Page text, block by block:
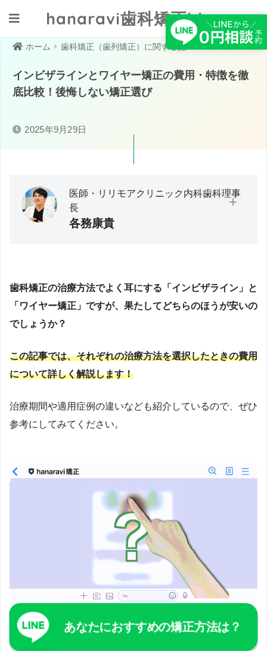
hanaravi歯科矯正blog
ホーム 歯科矯正（歯列矯正）に関する記事一覧
インビザラインとワイヤー矯正の費用・特徴を徹
底比較！後悔しない矯正選び
2025年9月29日
医師・リリモアクリニック内科歯科理事
長
各務康貴
く戦略として、2019年にマウスピース歯科矯正サービス
「hanaravi（ハナラビ）」を提供する株式会社DRIPSを創
業。口腔環境が生活習慣病など全身疾患に影響を与えると
り組める医療アプローチを提唱。新聞・テレビ・Webメデ
ィアで情報発信もしている。2023年10月には、医科と歯科
が連携する「リリモアクリニック内科歯科
で総合的な予防医療を提供中。医師国家資格に加え、厚生
労働省指定のオンライン診療資格を取得し、テクノロジー
歯科矯正の治療方法でよく耳にする「インビザライン」と
「ワイヤー矯正」ですが、果たしてどちらのほうが安いの
でしょうか？
この記事では、それぞれの治療方法を選択したときの費用
について詳しく解説します！
治療期間や適用症例の違いなども紹介しているので、ぜひ
参考にしてみてください。
あなたにおすすめの矯正方法は？
クリニックへ相談する